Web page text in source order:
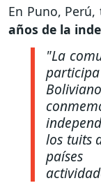
En Puno,
años de la
"La
los tuits
países